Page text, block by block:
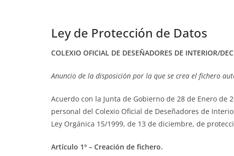
Ley de Protección de Datos
COLEXIO OFICIAL DE DESEÑADORES DE INTERIOR/
Anuncio de la disposición por la que se crea el fichero
Acuerdo con la Junta de Gobierno de 28 de Enero
personal del Colexio Oficial de Deseñadores de
Ley Orgánica 15/1999, de 13 de diciembre, de
Artículo 1º – Creación de fichero.